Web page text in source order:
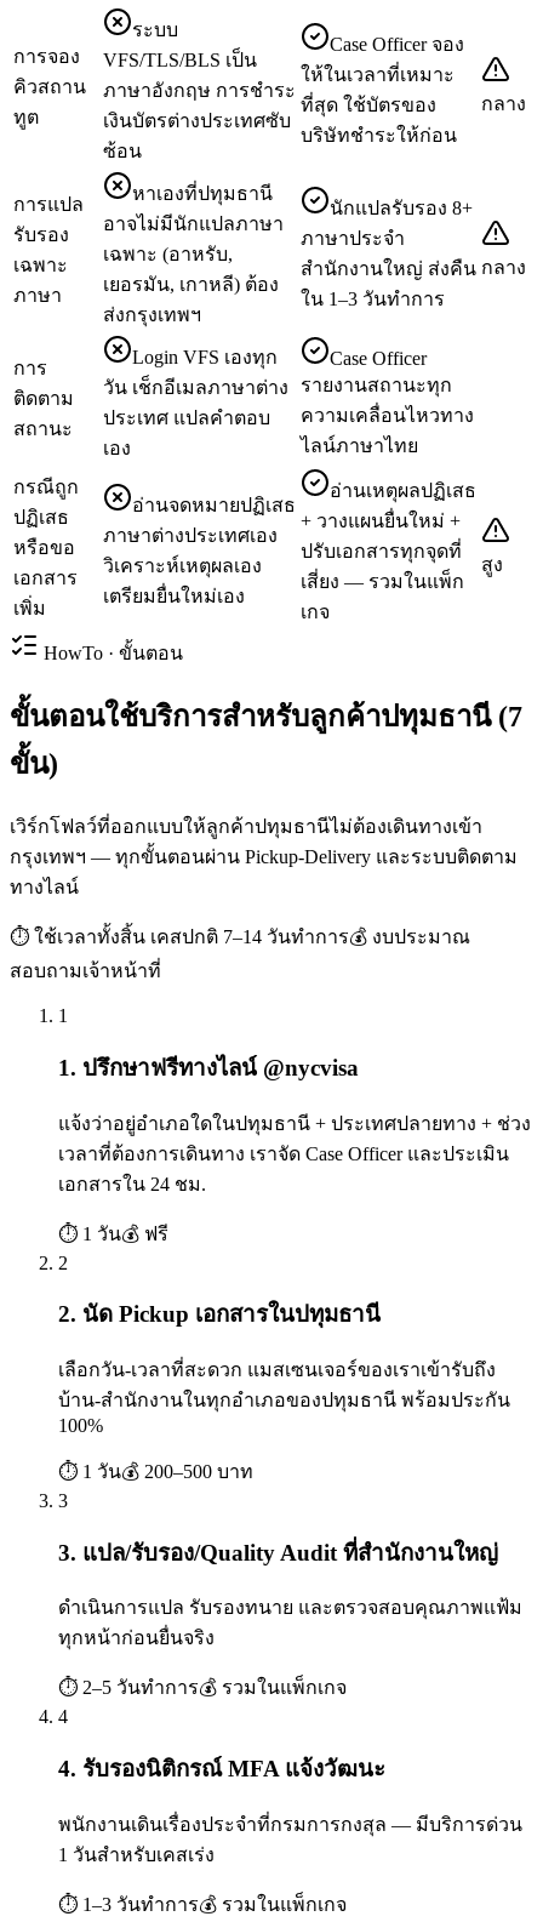
การจอง
คิวสถาน
ทูต
ระบบ
VFS/TLS/BLS เป็น
ภาษาอังกฤษ การชำระ
เงินบัตรต่างประเทศซับ
ซ้อน
Case Officer จอง
ให้ในเวลาที่เหมาะ
ที่สุด ใช้บัตรของ
บริษัทชำระให้ก่อน
กลาง
การแปล
รับรอง
เฉพาะ
ภาษา
หาเองที่ปทุมธานี
อาจไม่มีนักแปลภาษา
เฉพาะ (อาหรับ,
เยอรมัน, เกาหลี) ต้อง
ส่งกรุงเทพฯ
นักแปลรับรอง 8+
ภาษาประจำ
สำนักงานใหญ่ ส่งคืน
ใน 1–3 วันทำการ
กลาง
การ
ติดตาม
สถานะ
Login VFS เองทุก
วัน เช็กอีเมลภาษาต่าง
ประเทศ แปลคำตอบ
เอง
Case Officer
รายงานสถานะทุก
ความเคลื่อนไหวทาง
ไลน์ภาษาไทย
กรณีถูก
ปฏิเสธ
หรือขอ
เอกสาร
เพิ่ม
อ่านจดหมายปฏิเสธ
ภาษาต่างประเทศเอง
วิเคราะห์เหตุผลเอง
เตรียมยื่นใหม่เอง
อ่านเหตุผลปฏิเสธ
+ วางแผนยื่นใหม่ +
ปรับเอกสารทุกจุดที่
เสี่ยง — รวมในแพ็ก
เกจ
สูง
HowTo · ขั้นตอน
ขั้นตอนใช้บริการสำหรับลูกค้าปทุมธานี (7
ขั้น)
เวิร์กโฟลว์ที่ออกแบบให้ลูกค้าปทุมธานีไม่ต้องเดินทางเข้า
กรุงเทพฯ — ทุกขั้นตอนผ่าน Pickup-Delivery และระบบติดตาม
ทางไลน์
⏱ ใช้เวลาทั้งสิ้น เคสปกติ 7–14 วันทำการ💰 งบประมาณ
สอบถามเจ้าหน้าที่
1
1. ปรึกษาฟรีทางไลน์ @nycvisa
แจ้งว่าอยู่อำเภอใดในปทุมธานี + ประเทศปลายทาง + ช่วง
เวลาที่ต้องการเดินทาง เราจัด Case Officer และประเมิน
เอกสารใน 24 ชม.
⏱ 1 วัน💰 ฟรี
2
2. นัด Pickup เอกสารในปทุมธานี
เลือกวัน-เวลาที่สะดวก แมสเซนเจอร์ของเราเข้ารับถึง
บ้าน-สำนักงานในทุกอำเภอของปทุมธานี พร้อมประกัน
100%
⏱ 1 วัน💰 200–500 บาท
3
3. แปล/รับรอง/Quality Audit ที่สำนักงานใหญ่
ดำเนินการแปล รับรองทนาย และตรวจสอบคุณภาพแฟ้ม
ทุกหน้าก่อนยื่นจริง
⏱ 2–5 วันทำการ💰 รวมในแพ็กเกจ
4
4. รับรองนิติกรณ์ MFA แจ้งวัฒนะ
พนักงานเดินเรื่องประจำที่กรมการกงสุล — มีบริการด่วน
1 วันสำหรับเคสเร่ง
⏱ 1–3 วันทำการ💰 รวมในแพ็กเกจ